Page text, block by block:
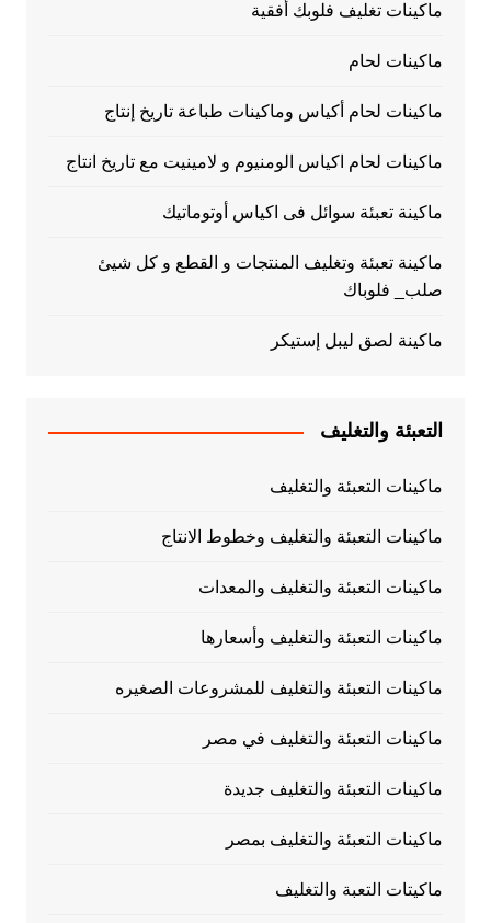
ماكينات تغليف فلوبك أفقية
ماكينات لحام
ماكينات لحام أكياس وماكينات طباعة تاريخ إنتاج
ماكينات لحام اكياس الومنيوم و لامينيت مع تاريخ انتاج
ماكينة تعبئة سوائل فى اكياس أوتوماتيك
ماكينة تعبئة وتغليف المنتجات و القطع و كل شيئ
صلب_ فلوباك
ماكينة لصق ليبل إستيكر
التعبئة والتغليف
ماكينات التعبئة والتغليف
ماكينات التعبئة والتغليف وخطوط الانتاج
ماكينات التعبئة والتغليف والمعدات
ماكينات التعبئة والتغليف وأسعارها
ماكينات التعبئة والتغليف للمشروعات الصغيره
ماكينات التعبئة والتغليف في مصر
ماكينات التعبئة والتغليف جديدة
ماكينات التعبئة والتغليف بمصر
ماكيتات التعبة والتغليف